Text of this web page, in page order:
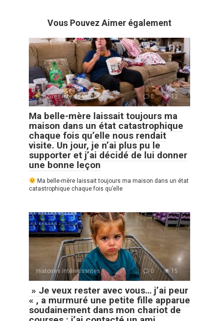
Vous Pouvez Aimer également
Histoires Intéressantes 0 12
Ma belle-mère laissait toujours ma
maison dans un état catastrophique
chaque fois qu’elle nous rendait
visite. Un jour, je n’ai plus pu le
supporter et j’ai décidé de lui donner
une bonne leçon
Ma belle-mère laissait toujours ma maison dans un état
catastrophique chaque fois qu’elle
Histoires Intéressantes 0 15
» Je veux rester avec vous… j’ai peur
« , a murmuré une petite fille apparue
soudainement dans mon chariot de